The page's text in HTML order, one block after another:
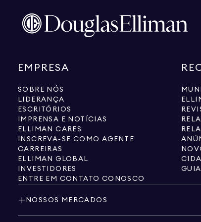
EMPRESA
SOBRE NÓS
LIDERANÇA
ESCRITÓRIOS
IMPRENSA E NOTÍCIAS
ELLIMAN CARES
INSCREVA-SE COMO AGENTE
CARREIRAS
ELLIMAN GLOBAL
INVESTIDORES
ENTRE EM CONTATO CONOSCO
NOSSOS MERCADOS